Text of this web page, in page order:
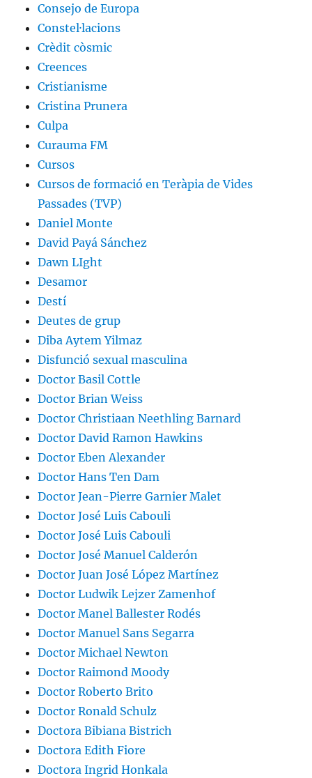
Consejo de Europa
Constel·lacions
Crèdit còsmic
Creences
Cristianisme
Cristina Prunera
Culpa
Curauma FM
Cursos
Cursos de formació en Teràpia de Vides
Passades (TVP)
Daniel Monte
David Payá Sánchez
Dawn LIght
Desamor
Destí
Deutes de grup
Diba Aytem Yilmaz
Disfunció sexual masculina
Doctor Basil Cottle
Doctor Brian Weiss
Doctor Christiaan Neethling Barnard
Doctor David Ramon Hawkins
Doctor Eben Alexander
Doctor Hans Ten Dam
Doctor Jean-Pierre Garnier Malet
Doctor José Luis Cabouli
Doctor José Luis Cabouli
Doctor José Manuel Calderón
Doctor Juan José López Martínez
Doctor Ludwik Lejzer Zamenhof
Doctor Manel Ballester Rodés
Doctor Manuel Sans Segarra
Doctor Michael Newton
Doctor Raimond Moody
Doctor Roberto Brito
Doctor Ronald Schulz
Doctora Bibiana Bistrich
Doctora Edith Fiore
Doctora Ingrid Honkala